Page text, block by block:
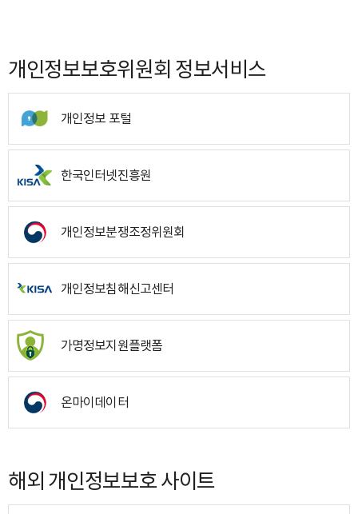
개인정보보호위원회 정보서비스
개인정보 포털
한국인터넷진흥원
개인정보분쟁조정위원회
개인정보침해신고센터
가명정보지원플랫폼
온마이데이터
해외 개인정보보호 사이트